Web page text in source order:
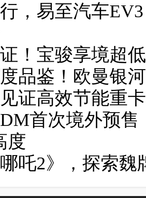
，易至汽车
！宝骏享境超
品鉴！欧曼银
证高效节能重
首次境外预
度
吒2》，探索魏